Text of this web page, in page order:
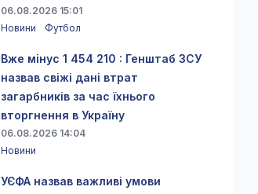
06.08.2026 15:01
Новини
Футбол
Вже мінус 1 454 210 : Генштаб ЗСУ
назвав свіжі дані втрат
загарбників за час їхнього
вторгнення в Україну
06.08.2026 14:04
Новини
УЄФА назвав важливі умови